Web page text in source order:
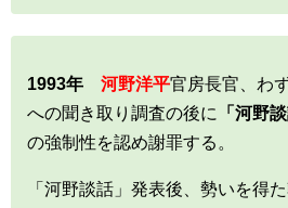
1993年 河野洋平官房長官、わ
への聞き取り調査の後に
「河野談
の強制性を認め謝罪する。
「河野談話」発表後、勢いを得